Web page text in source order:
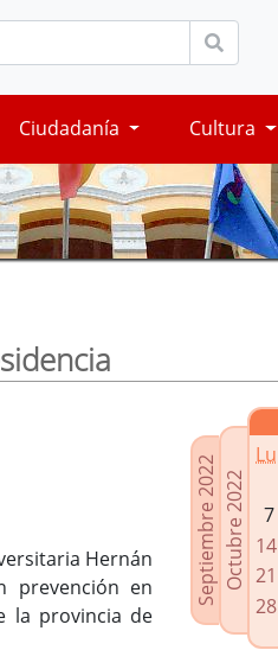
Ciudadanía Cultura
Septiembre 2022Octubre 2022
Lu
7
14
21
28
Hernán
prevención en
la provincia de